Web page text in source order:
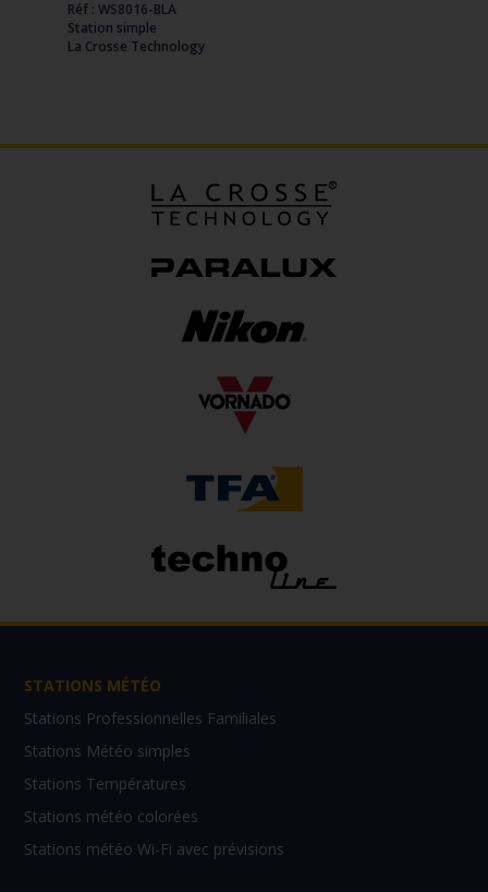
Réf : WS8016-BLA
Station simple
La Crosse Technology
STATIONS MÉTÉO
Stations Professionnelles Familiales
Stations Météo simples
Stations Températures
Stations météo colorées
Stations météo Wi-Fi avec prévisions